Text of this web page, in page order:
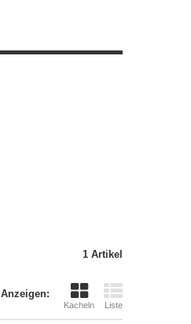
1 Artikel
Anzeigen:
Kacheln Liste